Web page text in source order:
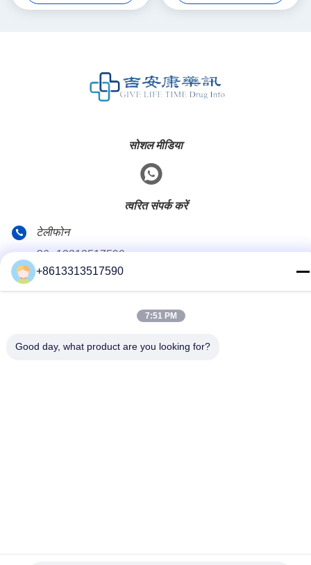
लिए
सोशल मीडिया
त्वरित संपर्क करें
टेलीफोन
86--13313517590
RM09,BLK C,13/F,FOU WAH INDUSTRIAL WILDING,83-93
+8613313517590
7:51 PM
Good day, what product are you looking for?